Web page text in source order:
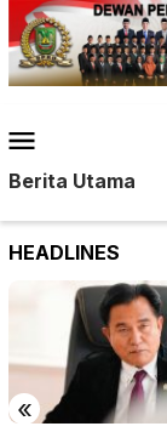
Loncat
ke
konten
Mobile
Berita Utama
HEADLINES
«